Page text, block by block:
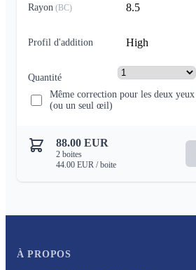
Rayon (BC) 8.5
Profil d'addition High
Quantité
Même correction pour les deux yeux
(ou un seul œil)
88.00 EUR
2 boites
44.00 EUR / boite
À PROPOS